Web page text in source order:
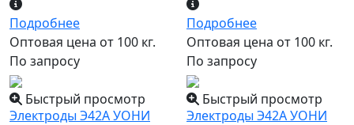
Подробнее
Оптовая цена от 100 кг.
По запросу
Подробнее
Оптовая цена от 100 кг.
По запросу
Быстрый просмотр
Электроды Э42А УОНИ
Быстрый просмотр
Электроды Э42А УОНИ